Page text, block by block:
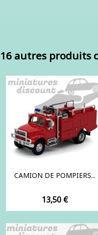
16 autres produits
CAMION DE POMPIERS...
Prix
13,50 €